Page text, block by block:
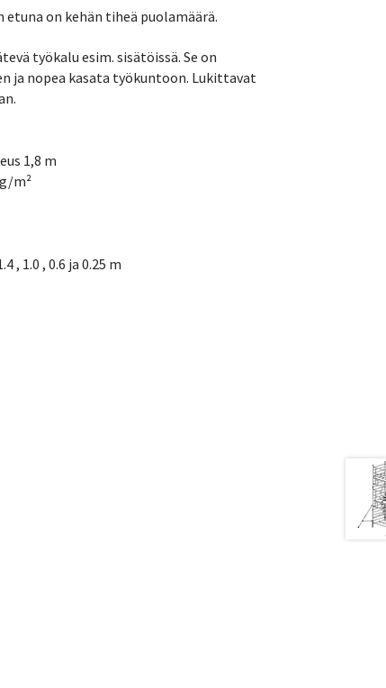
on kehän tiheä puolamäärä.
työkalu esim. sisätöissä. Se on
ja nopea kasata työkuntoon. Lukittavat
1,8 m
m²
, 1.0 , 0.6 ja 0.25 m